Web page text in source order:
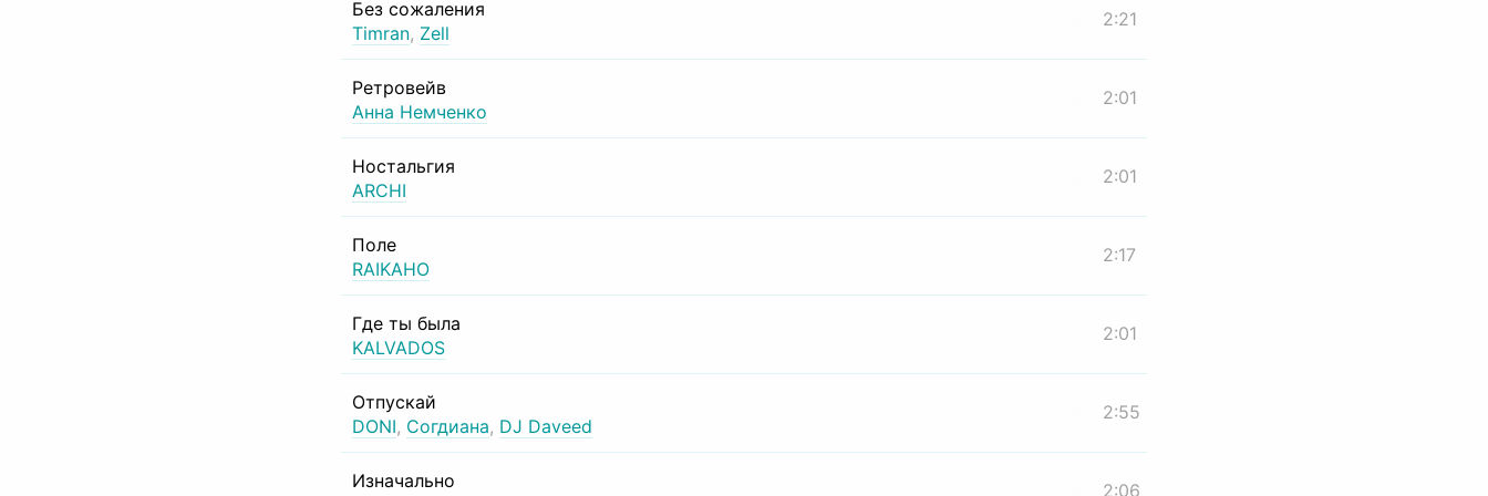
Без сожаления
Timran, Zell
2:21
Ретровейв
Анна Немченко
2:01
Ностальгия
ARCHI
2:01
Поле
RAIKAHO
2:17
Где ты была
KALVADOS
2:01
Отпускай
DONI, Согдиана, DJ Daveed
2:55
Изначально
2:06